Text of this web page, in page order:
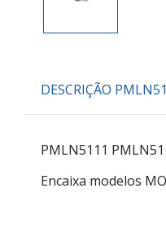
DESCRIÇÃO
PMLN5111
Encaixa modelos